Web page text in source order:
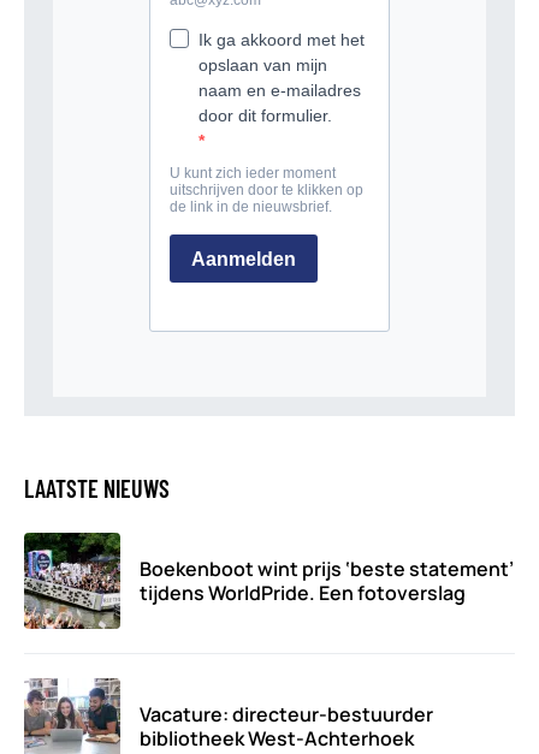
LAATSTE NIEUWS
Boekenboot wint prijs ‘beste statement’
tijdens WorldPride. Een fotoverslag
Vacature: directeur-bestuurder
bibliotheek West-Achterhoek